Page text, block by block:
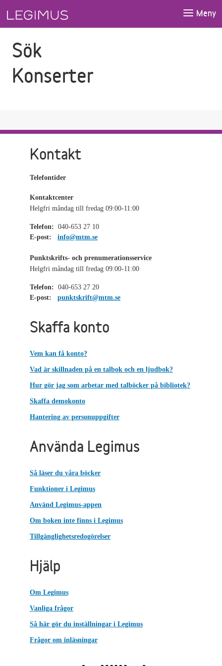
Meny
Sök
Konserter
Kontakt
Telefontider
Kontaktcenter
Helgfri måndag till fredag 09:00-11:00
Telefon: 040-653 27 10
E-post:
info@mtm.se
Punktskrifts- och prenumerationsservice
Helgfri måndag till fredag 09:00-11:00
Telefon: 040-653 27 20
E-post:
punktskrift@mtm.se
Skaffa konto
Vem kan få konto?
Vad är skillnaden på en talbok och en ljudbok?
Hur gör jag som arbetar med talböcker på bibliotek?
Skaffa demokonto
Hantering av personuppgifter
Använda Legimus
Så läser du våra böcker
Funktioner i Legimus
Använd Legimus-appen
Om boken inte finns i Legimus
Tillgänglighetsredogörelser
Hjälp
Om Legimus
Vanliga frågor
Så här gör du inställningar i Legimus
Frågor om inläsningar